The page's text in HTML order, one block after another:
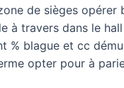
de sièges opérer
à travers dans le
blague et cc
opter pour à